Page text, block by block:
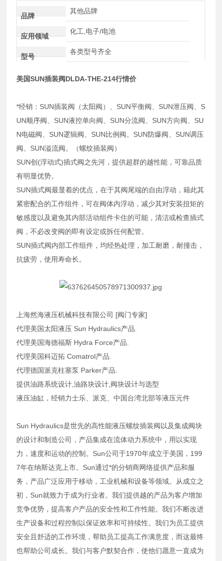
品牌
其他品牌
应用领域
化工,电子/电池
型号
各类型号齐全
美国SUN插装阀DLDA-THE-214行情价
*经销：SUN插装阀（太阳阀）、SUN平衡阀、SUN泄压阀、S
UN顺序阀、SUN液控单向阀、SUN分流阀、SUN方向阀、SU
N电磁阀、SUN逻辑阀、SUN比例阀。SUN防爆阀、SUN调压
阀、SUN溢流阀。（螺纹插装阀）
SUN创(浮动式)插式阀之先河，提供超群的越性能，可靠品质
有明显优势。
SUN插式阀最显着的优点，在于其阀尾端的自由浮动，籍此其
紧密配合的工作组件，可在阀体内浮动，减少其对安装扭矩的
敏感度以及避免其内部活动组件卡住的可能，清洁或检查插式
阀，不必改变阀的即有设定或拆任何配管。
SUN插式阀内部工作组件，均经热处理，加工耐磨，耐撞击，
抗疲劳，使用寿命长。
上海然海液压机械科技有限公司 [阀门专家]
代理美国太阳液压 Sun Hydraulics产品.
代理美国海德福斯 Hydra Force产品.
代理美国科迈拓 Comatrol产品.
代理德国派克柱塞泵 Parker产品.
提供油路系统设计,油路块设计,阀块设计与选型
液压油缸，经销力士乐、派克、中国台湾北部等液压元件
Sun Hydraulics是世先的高性能液压螺纹插装阀以及集成阀块
的设计和制造公司，产品集成在流体动力系统中，用以实现
力，速度和运动的控制。Sun公司于1970年成立于美国，199
7年在纳斯达克上市。Sun通过*的分销商网络提供产品和服
务，产品广泛应用于移动，工业机械和设备等领域。从成立之
初，Sun就致力于成为行业者。我们提供越的产品为客户增加
竞争优势，提高客户产品的安全性和工作性能。我们不断改进
生产设备和过程控制以保证效率和可持续性。我们为员工提供
安全且舒适的工作环境，帮助员工提高工作满意度，而这最终
也帮助公司成长。我们与客户默契合作，使他们愿意一直成为